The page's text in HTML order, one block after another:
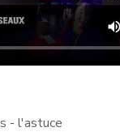
- l'astuce